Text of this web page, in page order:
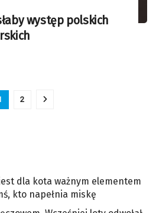
występ polskich
2
dla kota ważnym elementem
kto napełnia miskę